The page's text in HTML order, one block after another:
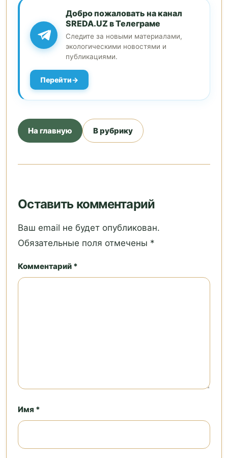
Добро пожаловать на канал
SREDA.UZ в Телеграме
Следите за новыми материалами,
экологическими новостями и
публикациями.
Перейти
На главную В рубрику
Оставить комментарий
Ваш email не будет опубликован.
Обязательные поля отмечены *
Комментарий *
Имя *